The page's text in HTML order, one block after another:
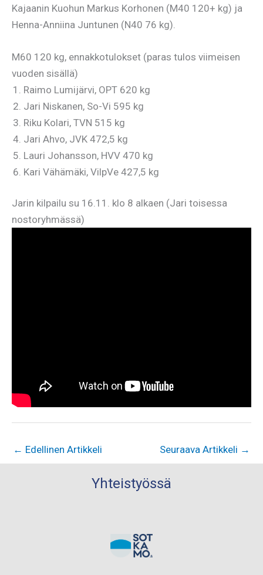
Kajaanin Kuohun Markus Korhonen (M40 120+ kg) ja
Henna-Anniina Juntunen (N40 76 kg).
M60 120 kg, ennakkotulokset (paras tulos viimeisen
vuoden sisällä)
Raimo Lumijärvi, OPT 620 kg
Jari Niskanen, So-Vi 595 kg
Riku Kolari, TVN 515 kg
Jari Ahvo, JVK 472,5 kg
Lauri Johansson, HVV 470 kg
Kari Vähämäki, VilpVe 427,5 kg
Jarin kilpailu su 16.11. klo 8 alkaen (Jari toisessa
nostoryhmässä)
← Edellinen Artikkeli Seuraava Artikkeli →
Yhteistyössä